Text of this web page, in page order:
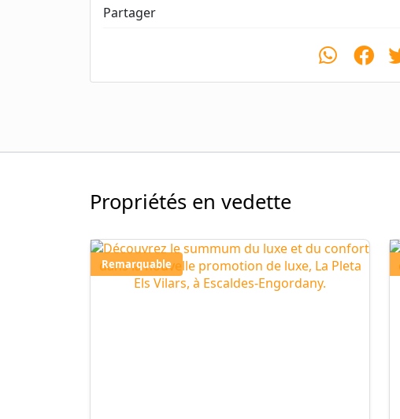
Partager
Propriétés en vedette
Remarquable